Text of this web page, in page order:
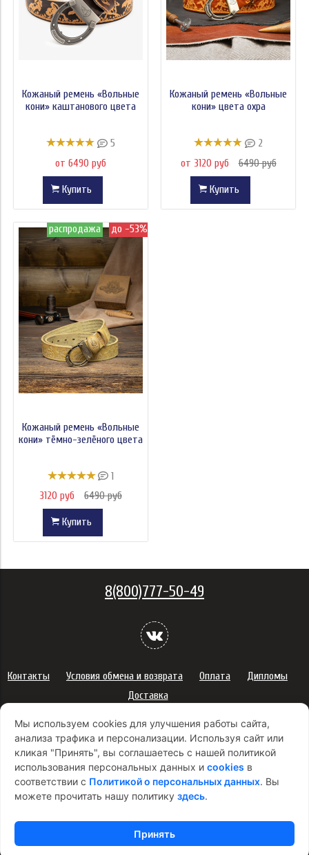
Кожаный ремень «Вольные
кони» каштанового цвета
5
от 6490 руб
Купить
Кожаный ремень «Вольные
кони» цвета охра
2
от 3120 руб
6490 руб
Купить
распродажа до -53%
Кожаный ремень «Вольные
кони» тёмно-зелёного цвета
1
3120 руб
6490 руб
Купить
Мы используем cookies для улучшения работы сайта,
анализа трафика и персонализации. Используя сайт или
кликая "Принять", вы соглашаетесь с нашей политикой
использования персональных данных и cookies в
соответствии с Политикой о персональных данных. Вы
можете прочитать нашу политику здесь.
Принять
8(800)777-50-49
Контакты Условия обмена и возврата Оплата
Дипломы
Доставка
Сертификаты
Оферта
Правила использования подарочных карт
Правила ухода за одеждой
Политика платежей
Условия использования Cookie-файлов